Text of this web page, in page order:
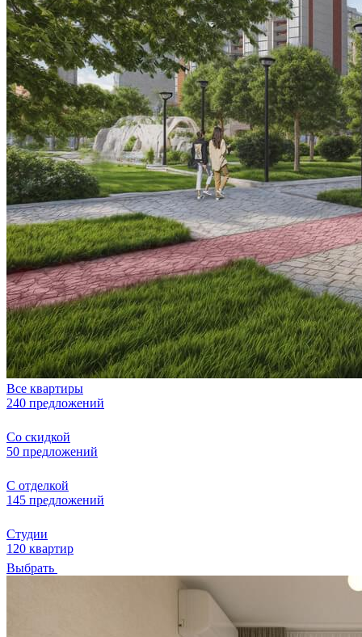
Все квартиры
240 предложений
Со скидкой
50 предложений
С отделкой
145 предложений
Студии
120 квартир
Выбрать